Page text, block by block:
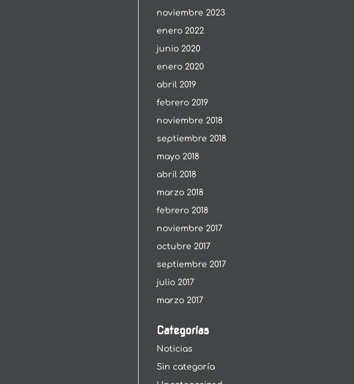
noviembre 2023
enero 2022
junio 2020
enero 2020
abril 2019
febrero 2019
noviembre 2018
septiembre 2018
mayo 2018
abril 2018
marzo 2018
febrero 2018
noviembre 2017
octubre 2017
septiembre 2017
julio 2017
marzo 2017
Categorías
Noticias
Sin categoría